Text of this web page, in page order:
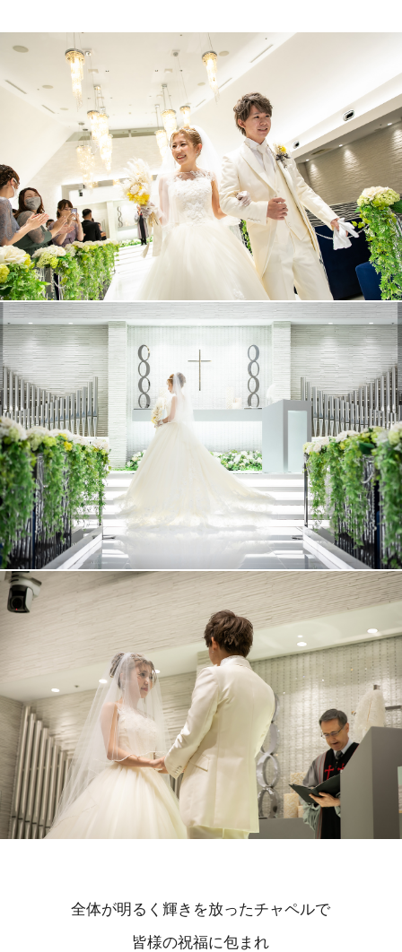
全体が明るく輝きを放ったチャペルで
皆様の祝福に包まれ